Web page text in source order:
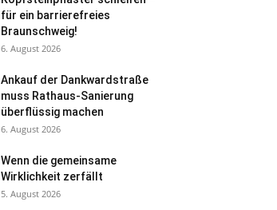
für ein barrierefreies
Braunschweig!
6. August 2026
Ankauf der Dankwardstraße
muss Rathaus-Sanierung
überflüssig machen
6. August 2026
Wenn die gemeinsame
Wirklichkeit zerfällt
5. August 2026